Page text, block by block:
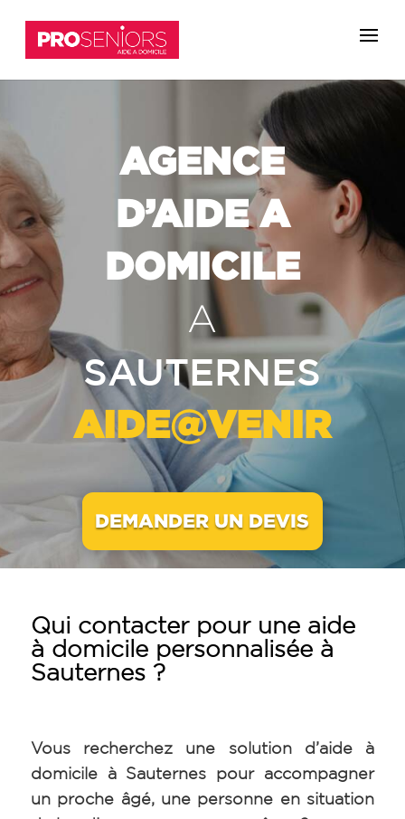
AGENCE
D’AIDE A
DOMICILE
A
SAUTERNES
AIDE@VENIR
DEMANDER UN DEVIS
Qui contacter pour une aide
à domicile personnalisée à
Sauternes ?
Vous recherchez une solution d’aide à
domicile à Sauternes pour accompagner
un proche âgé, une personne en situation